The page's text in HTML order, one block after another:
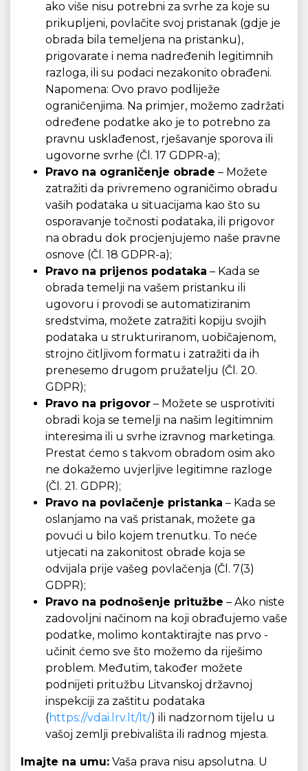
ako više nisu potrebni za svrhe za koje su
prikupljeni, povlačite svoj pristanak (gdje je
obrada bila temeljena na pristanku),
prigovarate i nema nadređenih legitimnih
razloga, ili su podaci nezakonito obrađeni.
Napomena: Ovo pravo podliježe
ograničenjima. Na primjer, možemo zadržati
određene podatke ako je to potrebno za
pravnu usklađenost, rješavanje sporova ili
ugovorne svrhe (Čl. 17 GDPR-a);
Pravo na ograničenje obrade – Možete
zatražiti da privremeno ograničimo obradu
vaših podataka u situacijama kao što su
osporavanje točnosti podataka, ili prigovor
na obradu dok procjenjujemo naše pravne
osnove (Čl. 18 GDPR-a);
Pravo na prijenos podataka – Kada se
obrada temelji na vašem pristanku ili
ugovoru i provodi se automatiziranim
sredstvima, možete zatražiti kopiju svojih
podataka u strukturiranom, uobičajenom,
strojno čitljivom formatu i zatražiti da ih
prenesemo drugom pružatelju (Čl. 20.
GDPR);
Pravo na prigovor – Možete se usprotiviti
obradi koja se temelji na našim legitimnim
interesima ili u svrhe izravnog marketinga.
Prestat ćemo s takvom obradom osim ako
ne dokažemo uvjerljive legitimne razloge
(Čl. 21. GDPR);
Pravo na povlačenje pristanka – Kada se
oslanjamo na vaš pristanak, možete ga
povući u bilo kojem trenutku. To neće
utjecati na zakonitost obrade koja se
odvijala prije vašeg povlačenja (Čl. 7(3)
GDPR);
Pravo na podnošenje pritužbe – Ako niste
zadovoljni načinom na koji obrađujemo vaše
podatke, molimo kontaktirajte nas prvo -
učinit ćemo sve što možemo da riješimo
problem. Međutim, također možete
podnijeti pritužbu Litvanskoj državnoj
inspekciji za zaštitu podataka
(https://vdai.lrv.lt/lt/) ili nadzornom tijelu u
vašoj zemlji prebivališta ili radnog mjesta.
Imajte na umu: Vaša prava nisu apsolutna. U